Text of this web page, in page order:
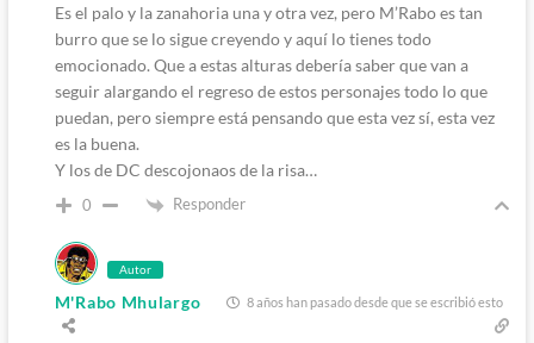
Es el palo y la zanahoria una y otra vez, pero M’Rabo es tan
burro que se lo sigue creyendo y aquí lo tienes todo
emocionado. Que a estas alturas debería saber que van a
seguir alargando el regreso de estos personajes todo lo que
puedan, pero siempre está pensando que esta vez sí, esta vez
es la buena.
Y los de DC descojonaos de la risa…
0 Responder
Autor
M'Rabo Mhulargo 8 años han pasado desde que se escribió esto